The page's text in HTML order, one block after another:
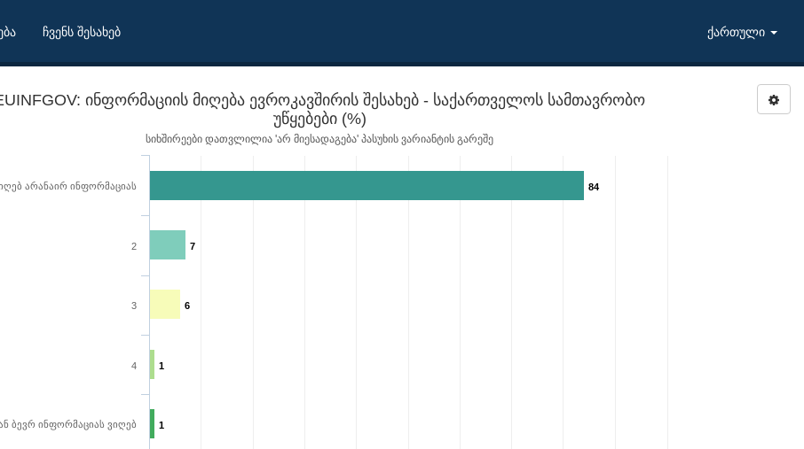
ჩვენს შესახებ ქართული
ინფორმაციის მიღება ევროკავშირის შესახებ - საქართველოს სამთავრობო
უწყებები (%)
სიხშირეები დათვლილია 'არ მიესადაგება' პასუხის ვარიანტის გარეშე
84
7
6
1
1
არანაირ ინფორმაციას
2
3
4
ბევრ ინფორმაციას ვიღებ
სამთავრობო უწყებები